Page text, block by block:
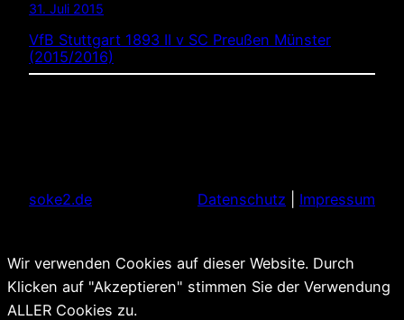
31. Juli 2015
VfB Stuttgart 1893 II v SC Preußen Münster
(2015/2016)
soke2.de Datenschutz Impressum
Wir verwenden Cookies auf dieser Website. Durch
Klicken auf "Akzeptieren" stimmen Sie der Verwendung
ALLER Cookies zu.